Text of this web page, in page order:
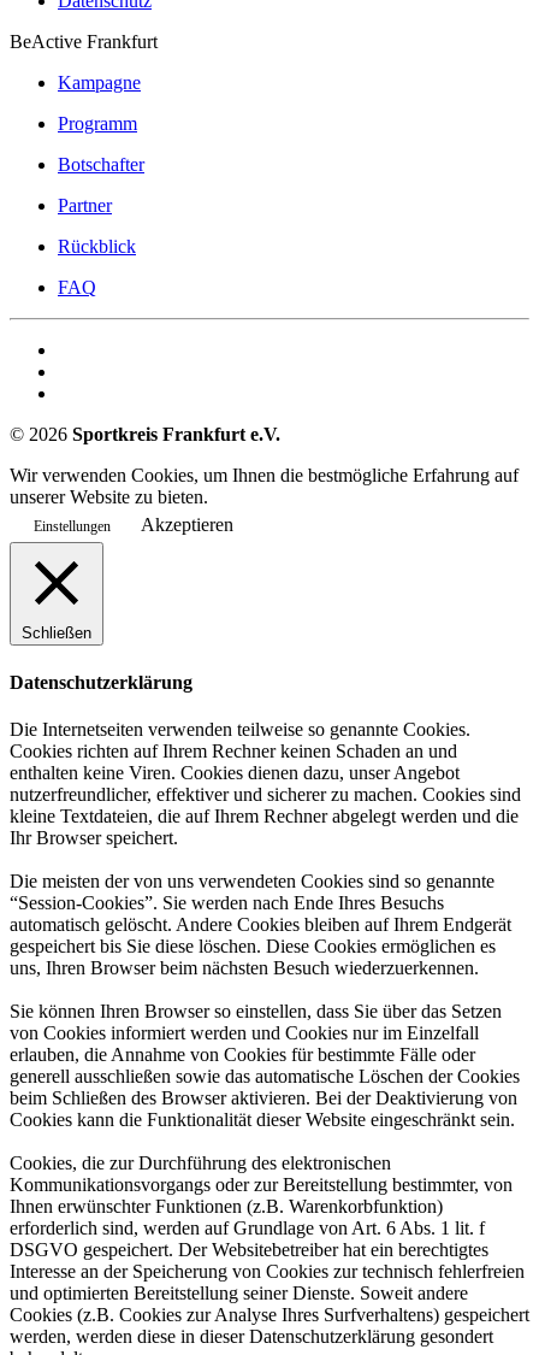
BeActive Frankfurt
Kampagne
Programm
Botschafter
Partner
Rückblick
FAQ
© 2026 Sportkreis Frankfurt e.V.
Wir verwenden Cookies, um Ihnen die bestmögliche Erfahrung auf
unserer Website zu bieten.
Einstellungen Akzeptieren
Schließen
Datenschutzerklärung
Die Internetseiten verwenden teilweise so genannte Cookies.
Cookies richten auf Ihrem Rechner keinen Schaden an und
enthalten keine Viren. Cookies dienen dazu, unser Angebot
nutzerfreundlicher, effektiver und sicherer zu machen. Cookies sind
kleine Textdateien, die auf Ihrem Rechner abgelegt werden und die
Ihr Browser speichert.
Die meisten der von uns verwendeten Cookies sind so genannte
“Session-Cookies”. Sie werden nach Ende Ihres Besuchs
automatisch gelöscht. Andere Cookies bleiben auf Ihrem Endgerät
gespeichert bis Sie diese löschen. Diese Cookies ermöglichen es
uns, Ihren Browser beim nächsten Besuch wiederzuerkennen.
Sie können Ihren Browser so einstellen, dass Sie über das Setzen
von Cookies informiert werden und Cookies nur im Einzelfall
erlauben, die Annahme von Cookies für bestimmte Fälle oder
generell ausschließen sowie das automatische Löschen der Cookies
beim Schließen des Browser aktivieren. Bei der Deaktivierung von
Cookies kann die Funktionalität dieser Website eingeschränkt sein.
Cookies, die zur Durchführung des elektronischen
Kommunikationsvorgangs oder zur Bereitstellung bestimmter, von
Ihnen erwünschter Funktionen (z.B. Warenkorbfunktion)
erforderlich sind, werden auf Grundlage von Art. 6 Abs. 1 lit. f
DSGVO gespeichert. Der Websitebetreiber hat ein berechtigtes
Interesse an der Speicherung von Cookies zur technisch fehlerfreien
und optimierten Bereitstellung seiner Dienste. Soweit andere
Cookies (z.B. Cookies zur Analyse Ihres Surfverhaltens) gespeichert
werden, werden diese in dieser Datenschutzerklärung gesondert